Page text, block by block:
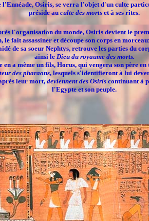
l'Ennéade,Osiris, se verra l'objet d'un culte
préside au culte des morts et à ses rîtes.
l'organisation du monde,Osiris devient le
, le fait assassiner et découpe son corps en
de sa soeur Nephtys, retrouve les parties du
ainsi le Dieu du royaume des morts.
en a même un fils, Horus, qui vengera son père en
des pharaons, lesquels s'identifieront à lui
leur mort, deviennent des Osiris continuant à
l'Egypte et son peuple.